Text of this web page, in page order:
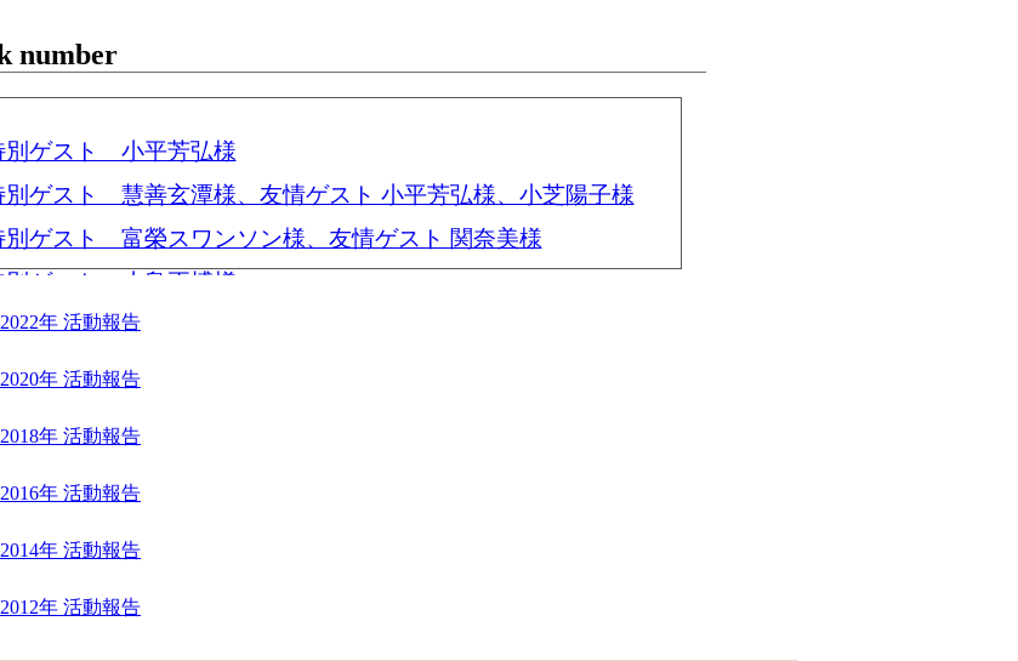
別ゲスト 小平芳弘様
別ゲスト 慧善玄潭様、友情ゲスト 小平芳弘様、小芝陽子様
別ゲスト 富榮スワンソン様、友情ゲスト 関奈美様
別ゲスト 小島正博様
別ゲスト 菅生好身様
別ゲスト 花柳與桂様、藤原恵津子様
春ゲスト 遠藤祐子様、康光岐様
野郷三角様、野村真希様、ジョン・道阪様
別ゲスト 桜花昇ぼる様
別ゲスト 五島洋様
2022年 活動報告
2020年 活動報告
2018年 活動報告
2016年 活動報告
2014年 活動報告
2012年 活動報告